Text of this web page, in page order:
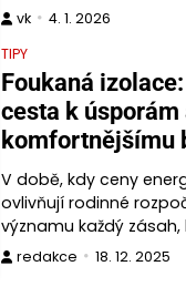
vk
4. 1. 2026
TIPY
Foukaná
cesta k úsporám
komfortnějšímu
V době, kdy ceny
ovlivňují rodinné
významu každý zásah,
redakce 18. 12. 2025